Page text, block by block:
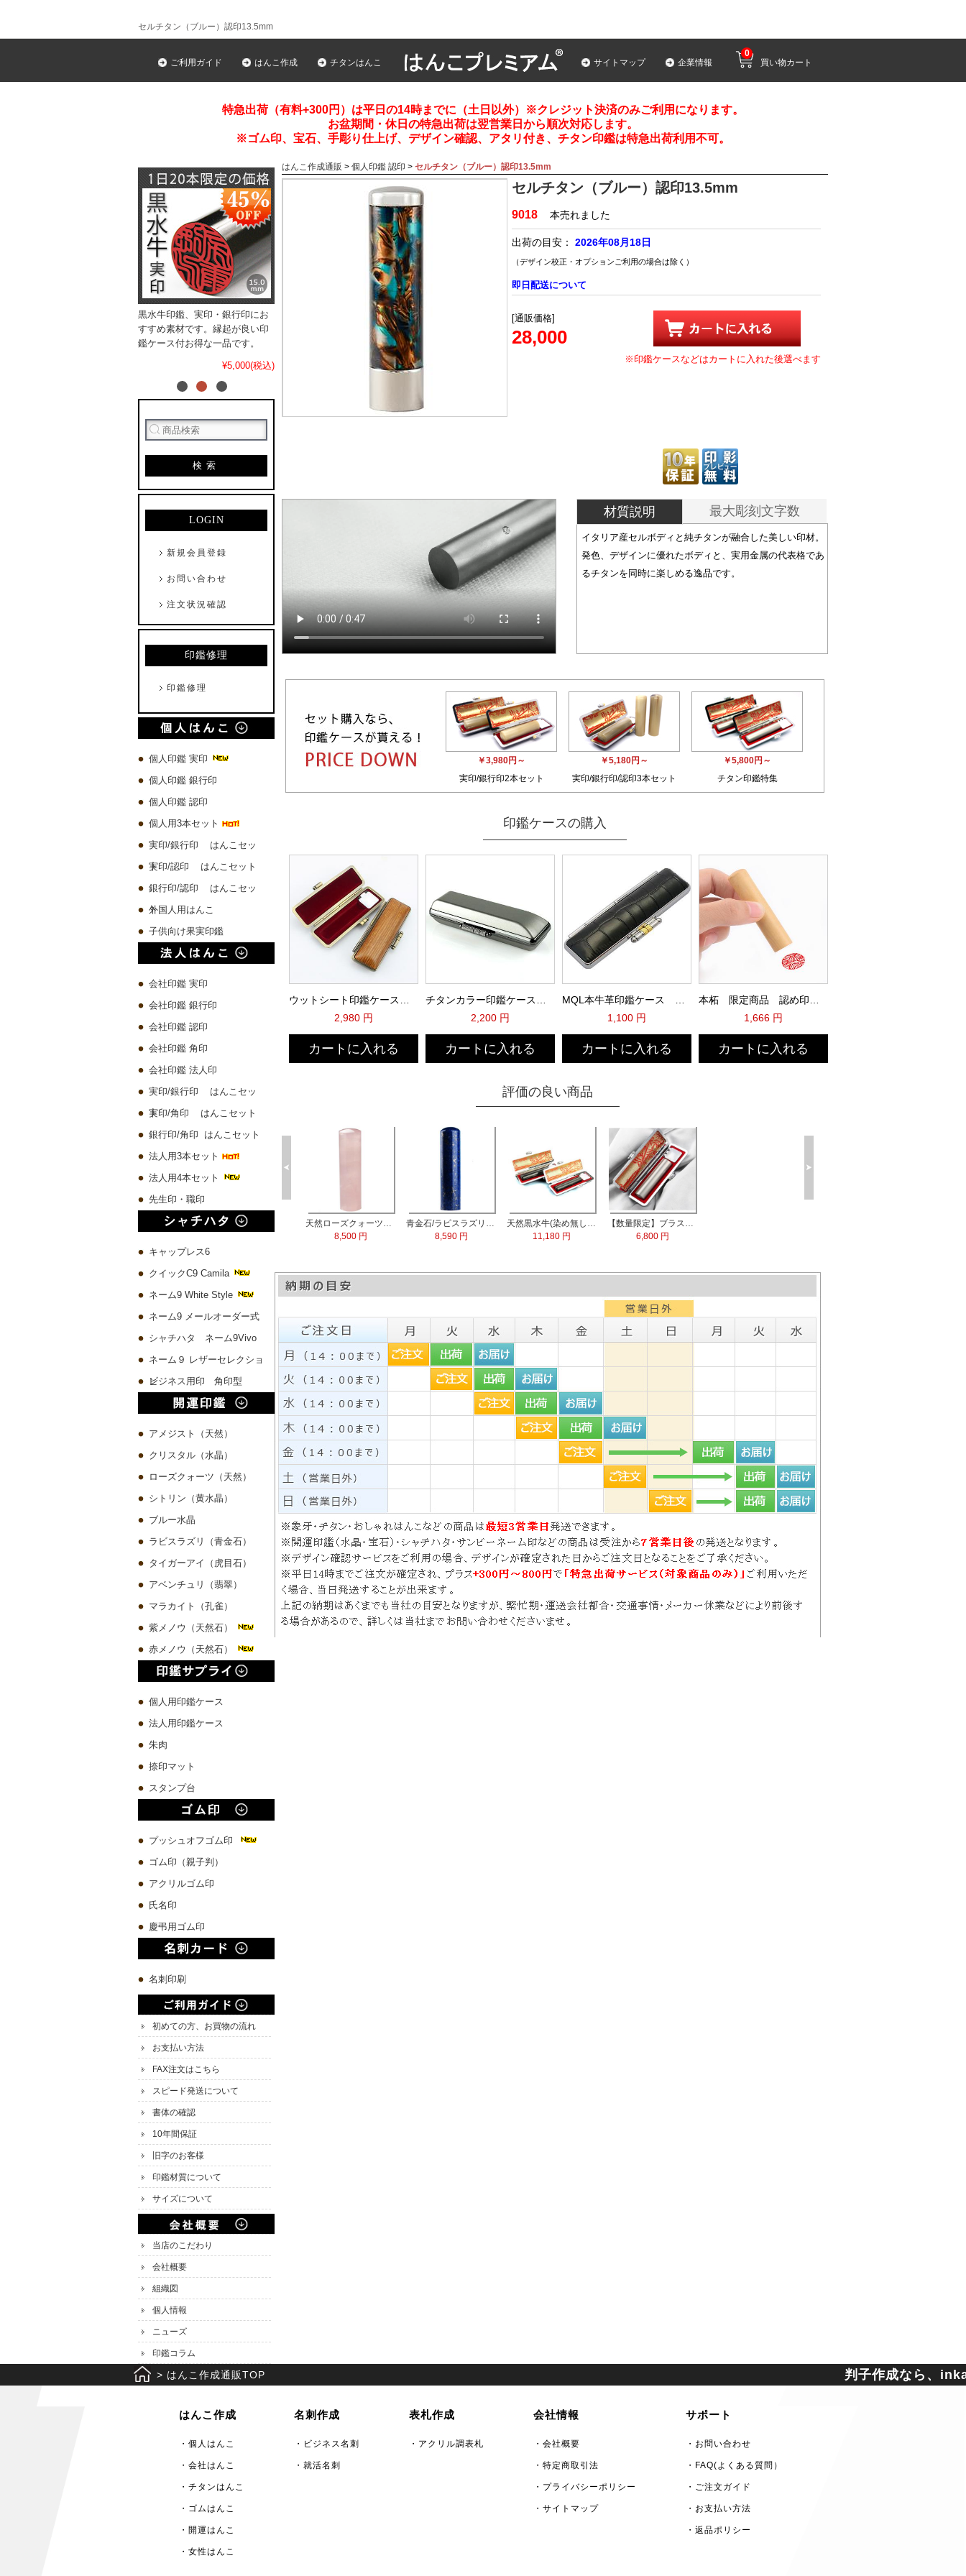
セルチタン（ブルー）認印13.5mm
ご利用ガイド はんこ作成 チタンはんこ サイトマップ 企業情報 買い物カート
0
特急出荷（有料+300円）は平日の14時までに（土日以外）※クレジット決済のみご利用になります。
お盆期間・休日の特急出荷は翌営業日から順次対応します。
※ゴム印、宝石、手彫り仕上げ、デザイン確認、アタリ付き、チタン印鑑は特急出荷利用不可。
黒水牛印鑑、実印・銀行印にお
すすめ素材です。縁起が良い印
鑑ケース付お得な一品です。
¥5,000(税込)
検索
LOGIN
新規会員登録
お問い合わせ
注文状況確認
印鑑修理
印鑑修理
個人印鑑 実印
個人印鑑 銀行印
個人印鑑 認印
個人用3本セット
実印/銀行印 はんこセッ
ト
実印/認印 はんこセット
銀行印/認印 はんこセッ
ト
外国人用はんこ
子供向け果実印鑑
会社印鑑 実印
会社印鑑 銀行印
会社印鑑 認印
会社印鑑 角印
会社印鑑 法人印
実印/銀行印 はんこセッ
ト
実印/角印 はんこセット
銀行印/角印 はんこセット
法人用3本セット
法人用4本セット
先生印・職印
キャップレス6
クイックC9 Camila
ネーム9 White Style
ネーム9 メールオーダー式
シャチハタ ネーム9Vivo
ネーム９ レザーセレクショ
ン
ビジネス用印 角印型
アメジスト（天然）
クリスタル（水晶）
ローズクォーツ（天然）
シトリン（黄水晶）
ブルー水晶
ラビスラズリ（青金石）
タイガーアイ（虎目石）
アベンチュリ（翡翠）
マラカイト（孔雀）
紫メノウ（天然石）
赤メノウ（天然石）
個人用印鑑ケース
法人用印鑑ケース
朱肉
捺印マット
スタンプ台
プッシュオフゴム印
ゴム印（親子判）
アクリルゴム印
氏名印
慶弔用ゴム印
名刺印刷
初めての方、お買物の流れ
お支払い方法
FAX注文はこちら
スピード発送について
書体の確認
10年間保証
旧字のお客様
印鑑材質について
サイズについて
当店のこだわり
会社概要
組織図
個人情報
ニューズ
印鑑コラム
はんこ作成通販 > 個人印鑑 認印 > セルチタン（ブルー）認印13.5mm
セルチタン（ブルー）認印13.5mm
9018 本売れました
出荷の目安： 2026年08月18日
（デザイン校正・オプションご利用の場合は除く）
即日配送について
[通販価格]
28,000
※印鑑ケースなどはカートに入れた後選べます
材質説明 最大彫刻文字数
イタリア産セルボディと純チタンが融合した美しい印材。
発色、デザインに優れたボディと、実用金属の代表格であ
るチタンを同時に楽しめる逸品です。
￥3,980円～
実印/銀行印2本セット
￥5,180円～
実印/銀行印/認印3本セット
￥5,800円～
チタン印鑑特集
印鑑ケースの購入
2,980 円
カートに入れる
2,200 円
カートに入れる
1,100 円
カートに入れる
1,666 円
カートに入れる
評価の良い商品
琥珀樹脂印鑑 ケース付き【一日10本限定】
天然ローズクォーツ水晶 実印13.5mm
8,500 円
青金石/ラピスラズリ 実印60x15.0mm
8,590 円
天然黒水牛(染め無し) 実印60x16.5mm/銀行印60x13.5mm 2本セット
11,180 円
【数量限定】ブラストチタン印鑑 印鑑ケース付
6,800 円
> はんこ作成通販TOP 判子作成なら、
はんこ作成
・個人はんこ
・会社はんこ
・チタンはんこ
・ゴムはんこ
・開運はんこ
・女性はんこ
名刺作成
・ビジネス名刺
・就活名刺
表札作成
・アクリル調表札
会社情報
・会社概要
・特定商取引法
・プライバシーポリシー
・サイトマップ
サポート
・お問い合わせ
・FAQ(よくある質問）
・ご注文ガイド
・お支払い方法
・返品ポリシー